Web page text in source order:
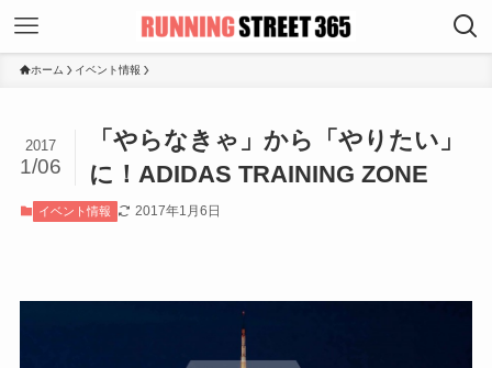
ホーム イベント情報
「やらなきゃ」から「やりたい」
に！ADIDAS TRAINING ZONE
2017
1/06
イベント情報 2017年1月6日